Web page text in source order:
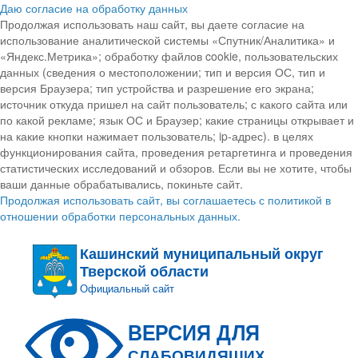
Даю согласие на обработку данных
Продолжая использовать наш сайт, вы даете согласие на
использование аналитической системы «Спутник/Аналитика» и
«Яндекс.Метрика»; обработку файлов cookie, пользовательских
данных (сведения о местоположении; тип и версия ОС, тип и
версия Браузера; тип устройства и разрешение его экрана;
источник откуда пришел на сайт пользователь; с какого сайта или
по какой рекламе; язык ОС и Браузер; какие страницы открывает и
на какие кнопки нажимает пользователь; ip-адрес). в целях
функционирования сайта, проведения ретаргетинга и проведения
статистических исследований и обзоров. Если вы не хотите, чтобы
ваши данные обрабатывались, покиньте сайт.
Продолжая использовать сайт, вы соглашаетесь с политикой в
отношении обработки персональных данных.